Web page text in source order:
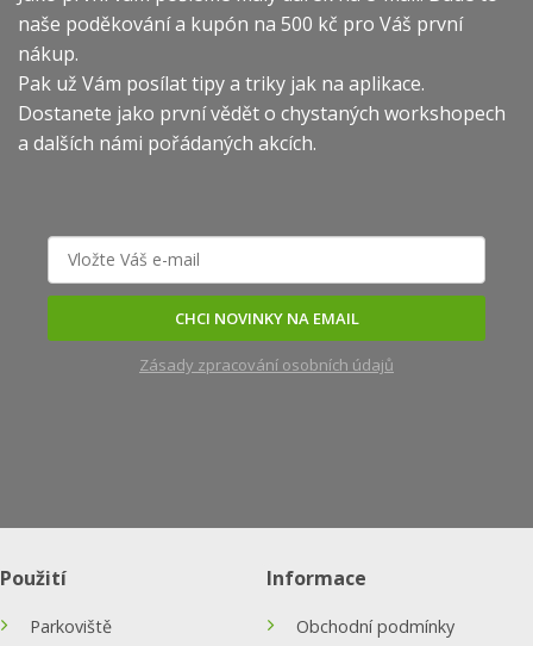
naše poděkování a kupón na 500 kč pro Váš první
nákup.
Pak už Vám posílat tipy a triky jak na aplikace.
Dostanete jako první vědět o chystaných workshopech
a dalších námi pořádaných akcích.
CHCI NOVINKY NA EMAIL
Zásady zpracování osobních údajů
Použití
Parkoviště
Informace
Obchodní podmínky